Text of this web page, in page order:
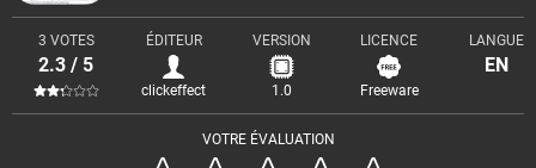
VOTRE ÉVALUATION
3 VOTES
2.3 / 5
ÉDITEUR
clickeffect
VERSION
1.0
LICENCE
Freeware
LANGUE
EN